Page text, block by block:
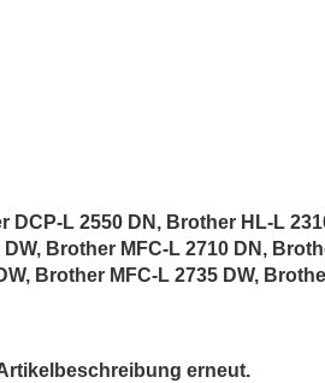
DCP-L 2550 DN, Brother HL-L
Brother MFC-L 2710 DN,
Brother MFC-L 2735 DW,
erneut.